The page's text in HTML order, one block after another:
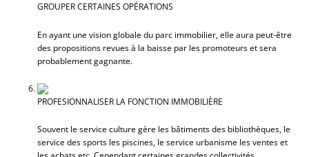
GROUPER CERTAINES OPÉRATIONS
En ayant une vision globale du parc immobilier, elle aura peut-être
des propositions revues à la baisse par les promoteurs et sera
probablement gagnante.
PROFESIONNALISER LA FONCTION IMMOBILIÈRE
Souvent le service culture gère les bâtiments des bibliothèques, le
service des sports les piscines, le service urbanisme les ventes et
les achats etc. Cependant certaines grandes collectivités